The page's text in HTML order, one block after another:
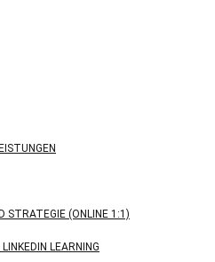
STRATEGIE (ONLINE 1:1)
LEARNING